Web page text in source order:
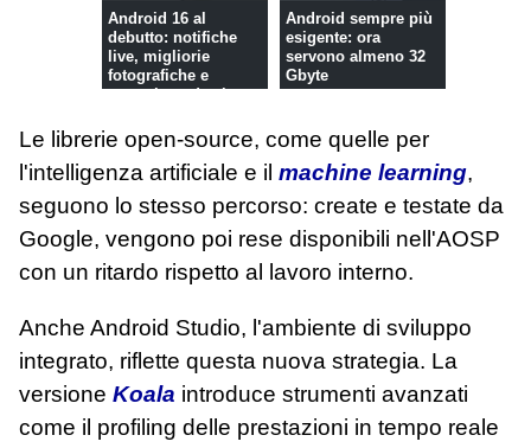
Android 16 al
debutto: notifiche
live, migliorie
fotografiche e
protezione da ch...
Android sempre più
esigente: ora
servono almeno 32
Gbyte
Le librerie open-source, come quelle per
l'intelligenza artificiale e il machine learning,
seguono lo stesso percorso: create e testate da
Google, vengono poi rese disponibili nell'AOSP
con un ritardo rispetto al lavoro interno.
Anche Android Studio, l'ambiente di sviluppo
integrato, riflette questa nuova strategia. La
versione Koala introduce strumenti avanzati
come il profiling delle prestazioni in tempo reale